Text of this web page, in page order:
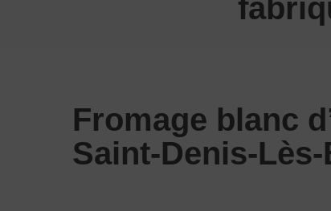
Fromage blanc
Saint-Denis-